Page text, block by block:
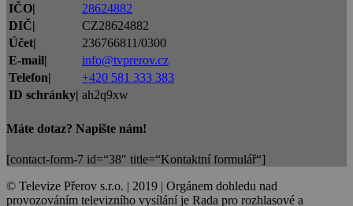
IČO|
28624882
DIČ|
CZ28624882
Účet|
236766811/0300
E-mail|
info@tvprerov.cz
Telefon|
+420 581 333 383
ID schránky| ah2q9xw
Máte dotaz? Napište nám!
[contact-form-7 id=“38″ title=“Kontaktní formulář“]
© Televize Přerov s.r.o. | 2019 | Orgánem dohledu nad
provozováním televizního vysílání je Rada pro rozhlasové a